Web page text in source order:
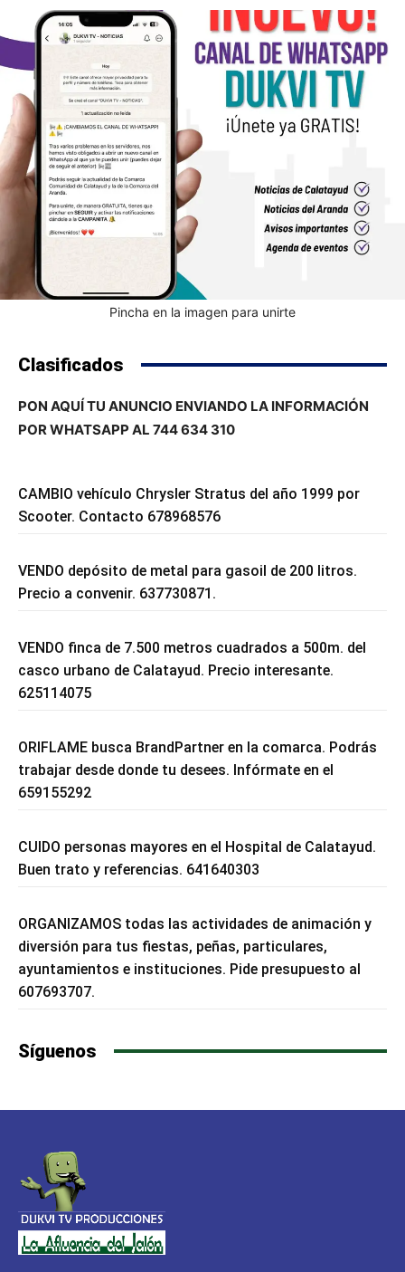
Pincha en la imagen para unirte
Clasificados
PON AQUÍ TU ANUNCIO ENVIANDO LA INFORMACIÓN
POR WHATSAPP AL 744 634 310
CAMBIO vehículo Chrysler Stratus del año 1999 por
Scooter. Contacto 678968576
VENDO depósito de metal para gasoil de 200 litros.
Precio a convenir. 637730871.
VENDO finca de 7.500 metros cuadrados a 500m. del
casco urbano de Calatayud. Precio interesante.
625114075
ORIFLAME busca BrandPartner en la comarca. Podrás
trabajar desde donde tu desees. Infórmate en el
659155292
CUIDO personas mayores en el Hospital de Calatayud.
Buen trato y referencias. 641640303
ORGANIZAMOS todas las actividades de animación y
diversión para tus fiestas, peñas, particulares,
ayuntamientos e instituciones. Pide presupuesto al
607693707.
Síguenos